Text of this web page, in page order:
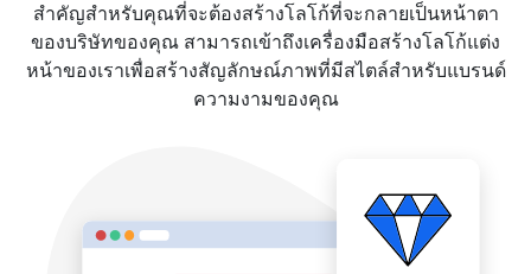
สำคัญสำหรับคุณที่จะต้องสร้างโลโก้ที่จะกลายเป็นหน้าตา
ของบริษัทของคุณ สามารถเข้าถึงเครื่องมือสร้างโลโก้แต่ง
หน้าของเราเพื่อสร้างสัญลักษณ์ภาพที่มีสไตล์สำหรับแบรนด์
ความงามของคุณ